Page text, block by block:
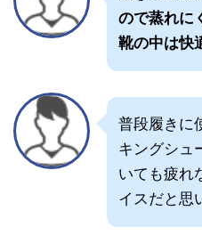
ので蒸れに
靴の中は快
普段履きに
キングシュ
いても疲れ
イスだと思